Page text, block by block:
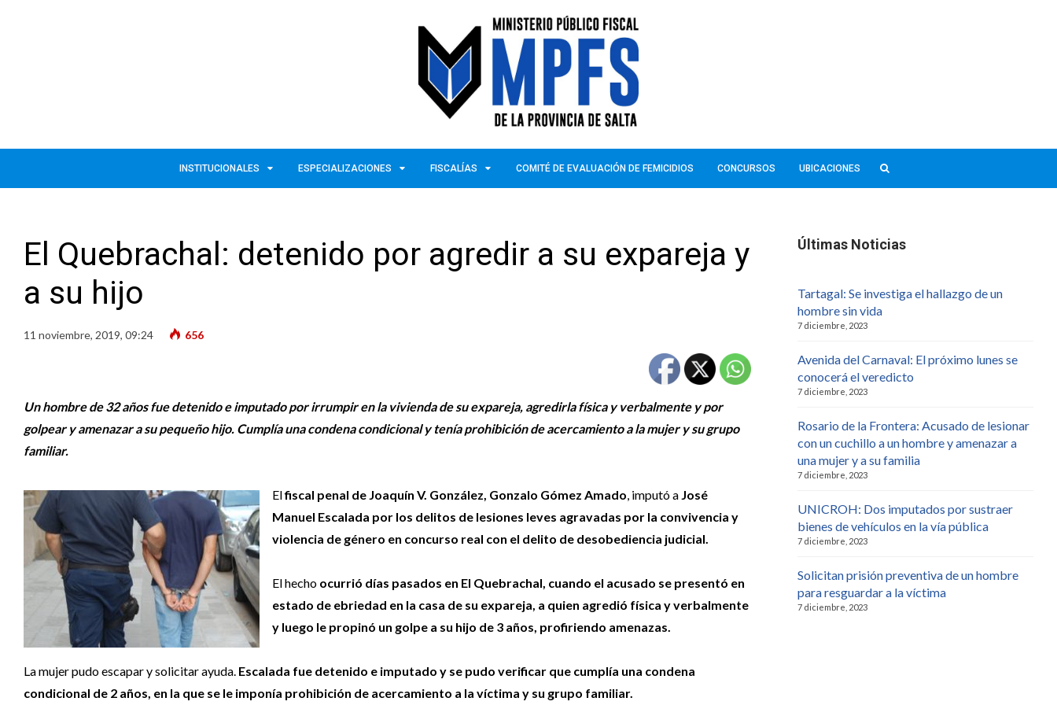
INSTITUCIONALES ESPECIALIZACIONES FISCALÍAS COMITÉ DE EVALUACIÓN DE FEMICIDIOS CONCURSOS UBICACIONES
El Quebrachal: detenido por agredir a su expareja y
a su hijo
11 noviembre, 2019, 09:24 656
Un hombre de 32 años fue detenido e imputado por irrumpir en la vivienda de su expareja, agredirla física y verbalmente y por
golpear y amenazar a su pequeño hijo. Cumplía una condena condicional y tenía prohibición de acercamiento a la mujer y su grupo
familiar.
Elfiscal penal de Joaquín V. González, Gonzalo Gómez Amado , imputó a José
Manuel Escalada por los delitos de lesiones leves agravadas por la convivencia y
violencia de género en concurso real con el delito de desobediencia judicial.
El hecho ocurrió días pasados en El Quebrachal, cuando el acusado se presentó en
estado de ebriedad en la casa de su expareja, a quien agredió física y verbalmente
y luego le propinó un golpe a su hijo de 3 años, profiriendo amenazas.
La mujer pudo escapar y solicitar ayuda. Escalada fue detenido e imputado y se pudo verificar que cumplía una condena
condicional de 2 años, en la que se le imponía prohibición de acercamiento a la víctima y su grupo familiar.
Últimas Noticias
Tartagal: Se investiga el hallazgo de un
hombre sin vida
7 diciembre, 2023
Avenida del Carnaval: El próximo lunes se
conocerá el veredicto
7 diciembre, 2023
Rosario de la Frontera: Acusado de lesionar
con un cuchillo a un hombre y amenazar a
una mujer y a su familia
7 diciembre, 2023
UNICROH: Dos imputados por sustraer
bienes de vehículos en la vía pública
7 diciembre, 2023
Solicitan prisión preventiva de un hombre
para resguardar a la víctima
7 diciembre, 2023